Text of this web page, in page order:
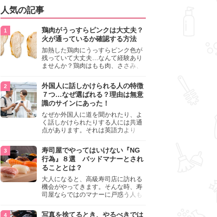
人気の記事
鶏肉がうっすらピンクは大丈夫？
火が通っているか確認する方法
加熱した鶏肉にうっすらピンク色が
残っていて大丈夫…なんて経験あり
ませんか？鶏肉はもも肉、ささみ、
わいが異なり、いろいろと楽しめる
料理ですが、鶏肉は加熱した後でも
うっすらピンク色の部分が大丈夫な
のと気になるときがあります。この
記事では生焼けか火が通っているの
かを確認する方法や、鶏肉を調理す
るときの注意点を紹介しますので、
参考にしてみてくださいね。
外国人に話しかけられる人の特徴
７つ…なぜ選ばれる？理由は無意
識のサインにあった！
なぜか外国人に道を聞かれたり、よ
く話しかけられたりする人には共通
点があります。それは英語力より
けても大丈夫」というサインが関係
しています。よく選ばれる人の特徴
や、英語が苦手でも焦らない対処
法、自分を守るための注意点を詳し
く解説します。
寿司屋でやってはいけない『NG
行為』８選 バッドマナーとされ
ることとは？
大人になると、高級寿司店に訪れる
機会がやってきます。そんな時、寿
司屋ならではのマナーに戸惑う人も
らためて寿司屋でやってはいけない
写真を捨てるとき、やるべきでは